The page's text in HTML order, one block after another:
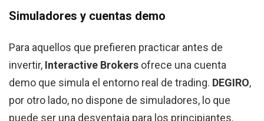
Simuladores y cuentas demo
Para aquellos que prefieren practicar antes de
invertir, Interactive Brokers ofrece una cuenta
demo que simula el entorno real de trading. DEGIRO,
por otro lado, no dispone de simuladores, lo que
puede ser una desventaja para los principiantes.